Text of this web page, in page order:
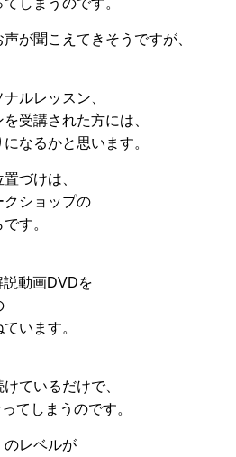
しまうのです。
が聞こえてきそうですが、
ルレッスン、
受講された方には、
なるかと思います。
づけは、
クショップの
す。
説動画DVDを
います。
ているだけで、
てしまうのです。
のレベルが